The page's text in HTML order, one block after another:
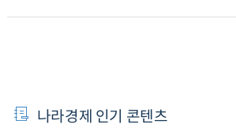
나라경제 인기 콘텐츠